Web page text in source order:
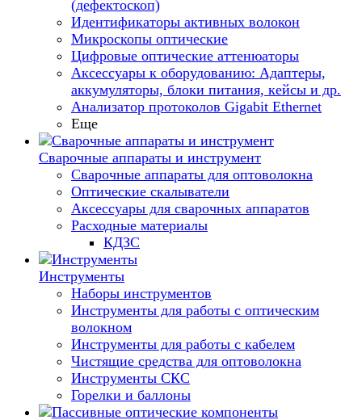
(дефектоскоп)
Идентификаторы активных волокон
Микроскопы оптические
Цифровые оптические аттенюаторы
Аксессуары к оборудованию: Адаптеры,
аккумуляторы, блоки питания, кейсы и др.
Анализатор протоколов Gigabit Ethernet
Еще
Сварочные аппараты и инструмент
Сварочные аппараты для оптоволокна
Оптические скалыватели
Аксессуары для сварочных аппаратов
Расходные материалы
КДЗС
Инструменты
Наборы инструментов
Инструменты для работы с оптическим
волокном
Инструменты для работы с кабелем
Чистящие средства для оптоволокна
Инструменты СКС
Горелки и баллоны